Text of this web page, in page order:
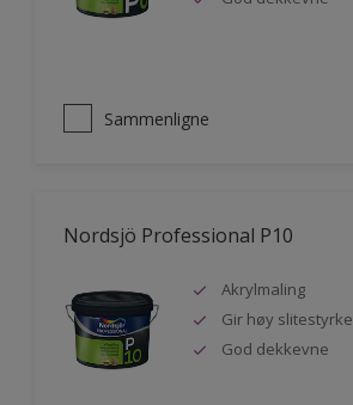
Sammenligne
Nordsjö Professional P10
Akrylmaling
Gir høy slitestyrke
God dekkevne